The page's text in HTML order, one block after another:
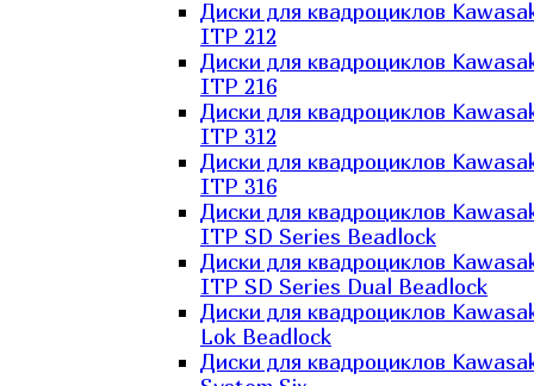
Диски для квадроциклов
ITP 212
Диски для квадроциклов
ITP 216
Диски для квадроциклов
ITP 312
Диски для квадроциклов
ITP 316
Диски для квадроциклов
ITP SD Series Beadlock
Диски для квадроциклов
ITP SD Series Dual Beadlock
Диски для квадроциклов
Lok Beadlock
Диски для квадроциклов